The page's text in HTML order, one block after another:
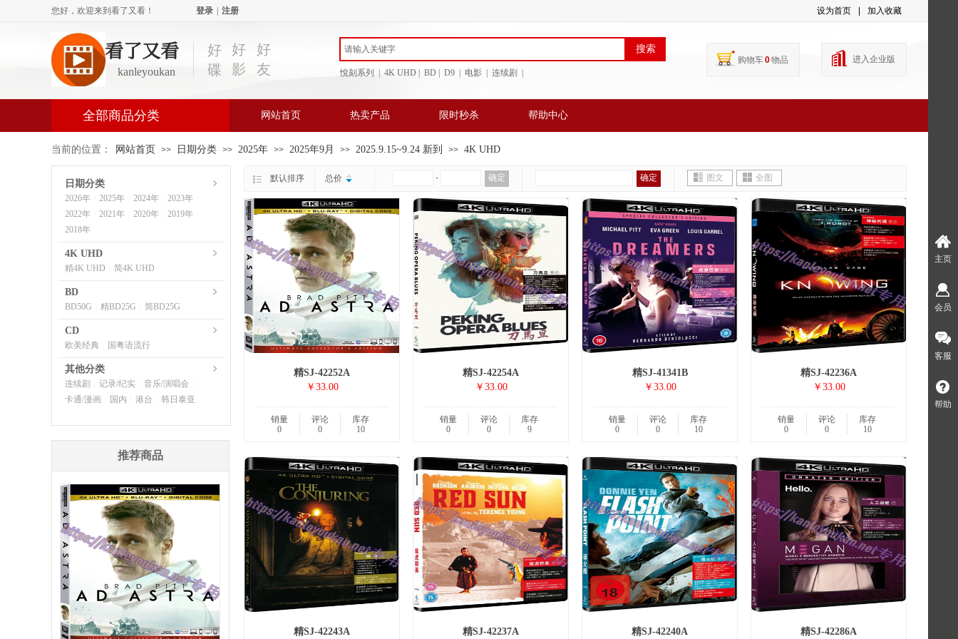
您好，欢迎来到看了又看！ 登录 注册 设为首页 加入收藏
好
碟
好
影
好
友
悅刻系列 | 4K UHD | BD | D9 | 电影 | 连续剧 |
购物车0物品 进入企业版
看了又看
kanleyoukan
搜索
全部商品分类 网站首页 热卖产品 限时秒杀 帮助中心
当前的位置： 网站首页 >> 日期分类 >> 2025年 >> 2025年9月 >> 2025.9.15~9.24 新到 >> 4K UHD
默认排序 总价 - 确定 确定 图文 全图
精SJ-42252A
￥33.00
销量
0
评论
0
库存
10
精SJ-42254A
￥33.00
销量
0
评论
0
库存
9
精SJ-41341B
￥33.00
销量
0
评论
0
库存
10
精SJ-42236A
￥33.00
销量
0
评论
0
库存
10
精SJ-42243A 精SJ-42237A 精SJ-42240A 精SJ-42286A
日期分类
2026年 2025年 2024年 2023年
2022年 2021年 2020年 2019年
2018年
4K UHD
精4K UHD 简4K UHD
BD
BD50G 精BD25G 简BD25G
CD
欧美经典 国粤语流行
其他分类
连续剧 记录/纪实 音乐/演唱会
卡通/漫画 国内 港台 韩日泰亚
推荐商品
主页
会员
客服
帮助